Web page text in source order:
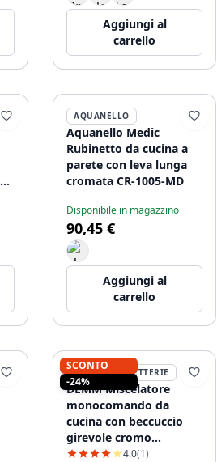
Aggiungi al
carrello
AQUANELLO
Aquanello Medic
Rubinetto da cucina a
parete con leva lunga
cromata CR-1005-MD
Disponibile in magazzino
90,45 €
Aggiungi al
carrello
SCONTO
-24%
DEMM RUBINETTERIE
DEMM Miscelatore
monocomando da
cucina con beccuccio
girevole cromo
12089473584.0(1)